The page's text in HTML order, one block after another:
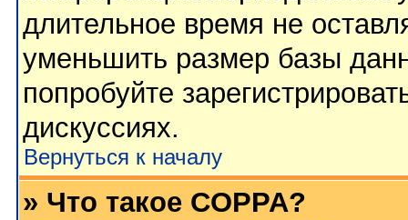
длительное время не
уменьшить размер базы
попробуйте
дискуссиях.
Вернуться к началу
» Что такое COPPA?